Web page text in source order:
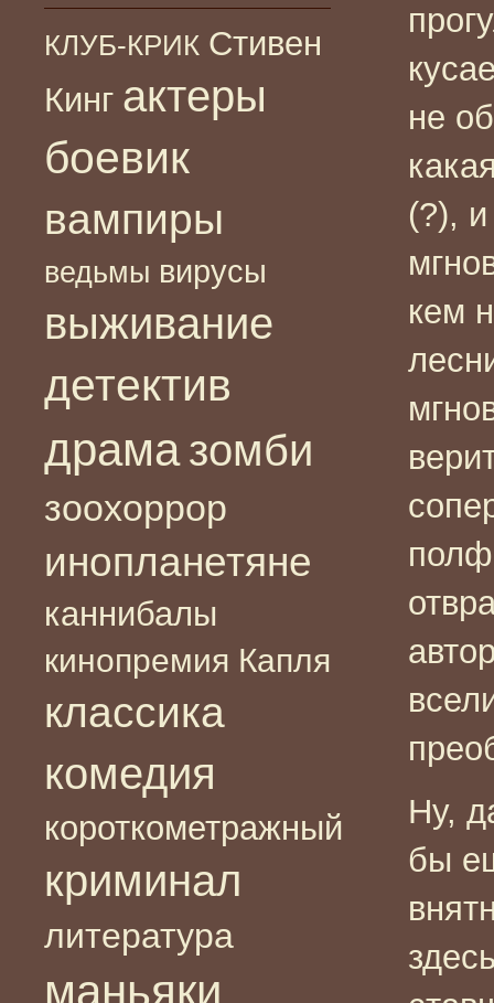
КЛУБ-КРИК Стивен
Кинг актеры
боевик
вампиры
ведьмы вирусы
выживание
детектив
драма зомби
зоохоррор
инопланетяне
каннибалы
кинопремия Капля
классика
комедия
короткометражный
криминал
литература
маньяки
не
(?),
кем
Ну,
бы